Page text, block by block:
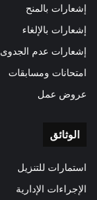
إشعارات بالمنح
إشعارات بالإلغاء
إشعارات عدم الجدوى
امتحانات ومسابقات
عروض عمل
الوثائق
استمارات للتنزيل
الإجراءات الإدارية